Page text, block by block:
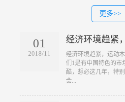
更多>>
01
2018/11
经济环境趋紧
经济环境趋紧，运动
们1是有中国特色的市
酷，想必这几年，特
会...